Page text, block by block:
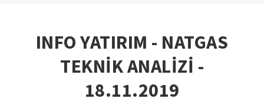
INFO YATIRIM - NATGAS
TEKNİK ANALİZİ -
18.11.2019